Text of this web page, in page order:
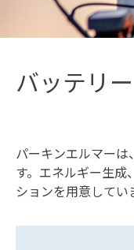
バッテリー
パーキンエルマー
す。エネルギー生成
ションを用意してい